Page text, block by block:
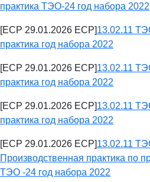
практика ТЭО-24 год набора 2022
[ECP 29.01.2026 ECP]13.02.11
практика год набора 2022
[ECP 29.01.2026 ECP]13.02.11
практика год набора 2022
[ECP 29.01.2026 ECP]13.02.11
практика год набора 2022
[ECP 29.01.2026 ECP]13.02.11
Производственная практика по
ТЭО -24 год набора 2022